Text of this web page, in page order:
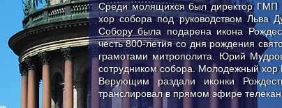
Среди молящихся был директор ГМП
хор собора под руководством Льва
Собору была подарена икона
честь 800-летия со дня рождения
грамотами митрополита. Юрий
сотрудником собора. Молодежный хор
Верующим раздали иконки
транслировал в прямом эфире